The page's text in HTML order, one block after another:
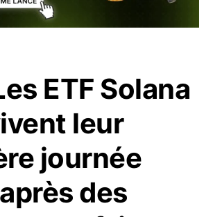
ETF Solana
leur
journée
des